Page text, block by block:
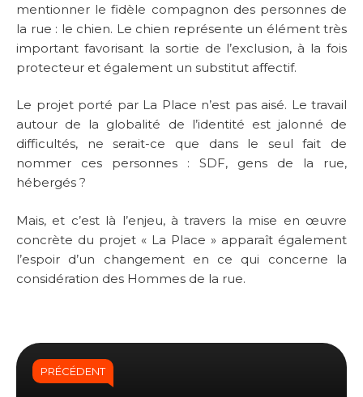
mentionner le fidèle compagnon des personnes de
la rue : le chien. Le chien représente un élément très
important favorisant la sortie de l’exclusion, à la fois
protecteur et également un substitut affectif.
Le projet porté par La Place n’est pas aisé. Le travail
autour de la globalité de l’identité est jalonné de
difficultés, ne serait-ce que dans le seul fait de
nommer ces personnes : SDF, gens de la rue,
hébergés ?
Mais, et c’est là l’enjeu, à travers la mise en œuvre
concrète du projet « La Place » apparaît également
l’espoir d’un changement en ce qui concerne la
considération des Hommes de la rue.
PRÉCÉDENT